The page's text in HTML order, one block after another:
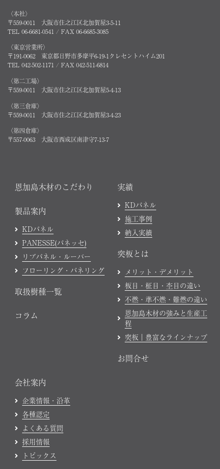
〈本社〉
〒559-0011 大阪市住之江区北加賀屋3-5-11
TEL 06-6681-0541 / FAX 06-6685-3085
〈東京営業所〉
〒191-0062 東京都日野市多摩平6-19-1クレセントハイム201
TEL 042-502-1171 / FAX 042-511-6814
〈第二工場〉
〒559-0011 大阪市住之江区北加賀屋5-4-13
〈第三倉庫〉
〒559-0011 大阪市住之江区北加賀屋3-4-23
〈第四倉庫〉
〒557-0063 大阪市西成区南津守7-13-7
恩加島木材のこだわり
製品案内
KDパネル
PANESSE(パネッセ)
リブパネル・ルーバー
フローリング・パネリング
取扱樹種一覧
コラム
実績
KDパネル
施工事例
納入実績
突板とは
メリット・デメリット
板目・柾目・杢目の違い
不燃・準不燃・難燃の違い
恩加島木材の強みと生産工
程
突板｜豊富なラインナップ
お問合せ
会社案内
企業情報・沿革
各種認定
よくある質問
採用情報
トピックス